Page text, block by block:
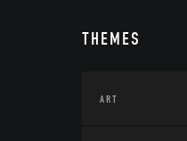
THEMES
ART